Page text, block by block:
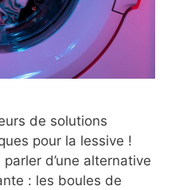
de solutions
pour la lessive !
d’une alternative
: les boules de